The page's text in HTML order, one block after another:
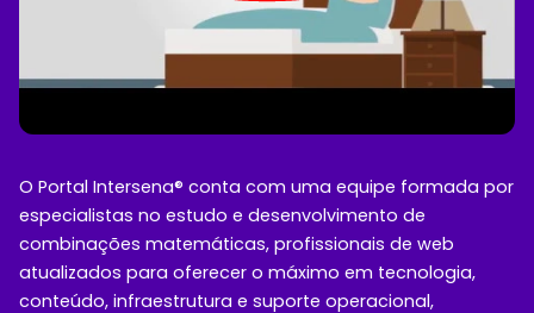
O Portal Intersena® conta com uma equipe formada por
especialistas no estudo e desenvolvimento de
combinações matemáticas, profissionais de web
atualizados para oferecer o máximo em tecnologia,
conteúdo, infraestrutura e suporte operacional,